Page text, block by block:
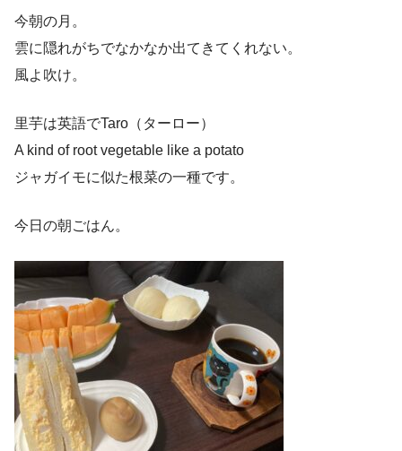
今朝の月。
雲に隠れがちでなかなか出てきてくれない。
風よ吹け。
里芋は英語でTaro（ターロー）
A kind of root vegetable like a potato
ジャガイモに似た根菜の一種です。
今日の朝ごはん。